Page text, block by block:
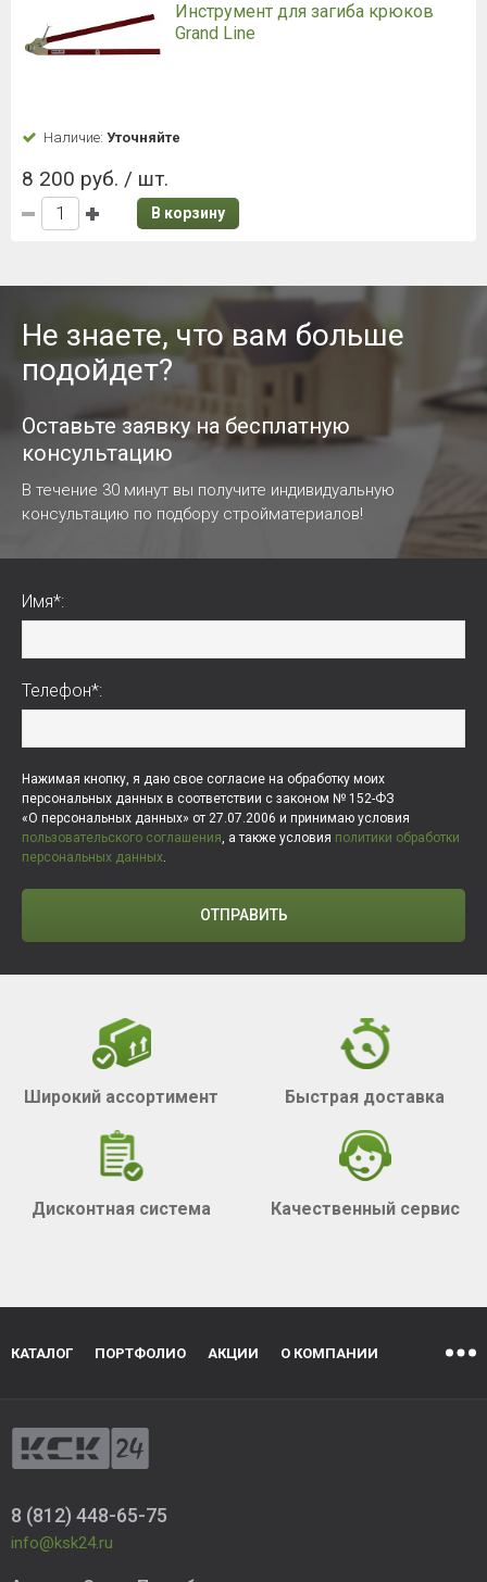
Инструмент для загиба крюков
Grand Line
Наличие: Уточняйте
8 200 руб. / шт.
В корзину
Не знаете, что вам больше
подойдет?
Оставьте заявку на бесплатную
консультацию
В течение 30 минут вы получите индивидуальную
консультацию по подбору стройматериалов!
Имя*:
Телефон*:
Нажимая кнопку, я даю свое согласие на обработку моих
персональных данных в соответствии с законом № 152-ФЗ
«О персональных данных» от 27.07.2006 и принимаю условия
пользовательского соглашения, а также условия политики обработки
персональных данных.
ОТПРАВИТЬ
Широкий ассортимент Быстрая доставка
Дисконтная система Качественный сервис
КАТАЛОГ ПОРТФОЛИО АКЦИИ О КОМПАНИИ
8 (812) 448-65-75
info@ksk24.ru